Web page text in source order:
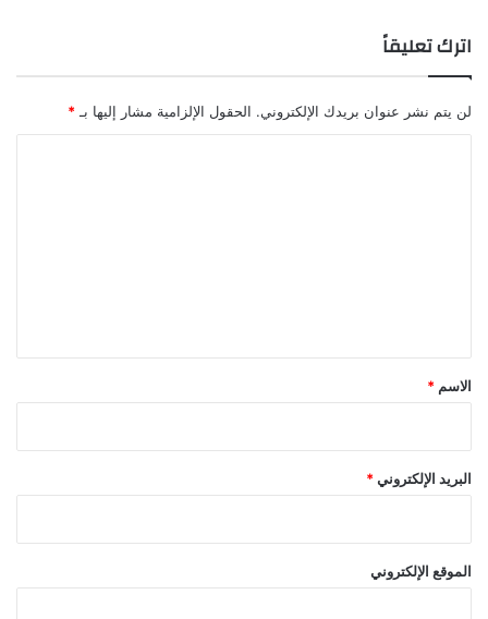
اترك تعليقاً
لن يتم نشر عنوان بريدك الإلكتروني. الحقول الإلزامية مشار إليها بـ *
*
الاسم *
البريد الإلكتروني *
الموقع الإلكتروني